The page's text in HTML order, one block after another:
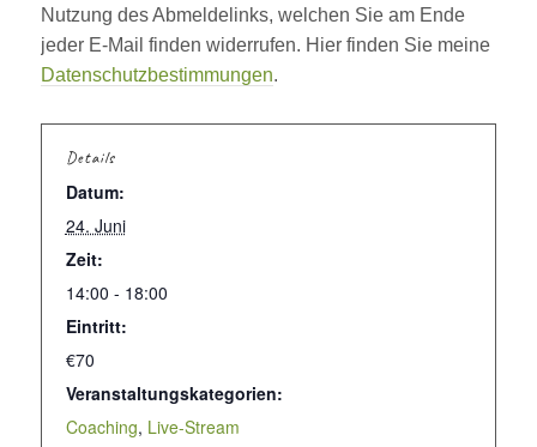
Nutzung des Abmeldelinks, welchen Sie am Ende
jeder E-Mail finden widerrufen. Hier finden Sie meine
Datenschutzbestimmungen.
Details
Datum:
24. Juni
Zeit:
14:00 - 18:00
Eintritt:
€70
Veranstaltungskategorien:
Coaching, Live-Stream